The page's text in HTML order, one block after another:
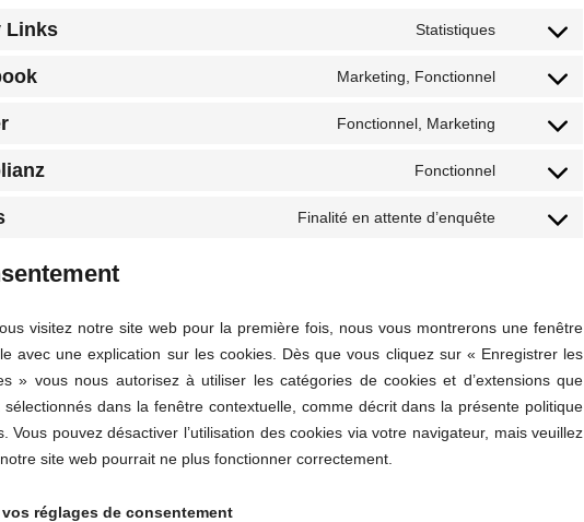
Links Statistiques
Consent
service
Marketing, Fonctionnel
Consent
service
Fonctionnel, Marketing
Consent
service
Fonctionnel
Consent
service
Finalité en attente d’enquête
Consent
visitez notre site web pour la première fois, nous vous montrerons une fenêtre
avec une explication sur les cookies. Dès que vous cliquez sur « Enregistrer les
» vous nous autorisez à utiliser les catégories de cookies et d’extensions que
sélectionnés dans la fenêtre contextuelle, comme décrit dans la présente politique
Vous pouvez désactiver l’utilisation des cookies via votre navigateur, mais veuillez
site web pourrait ne plus fonctionner correctement.
vos réglages de consentement